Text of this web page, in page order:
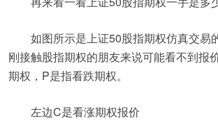
如图所示是上证50股指期权仿真交易
刚接触股指期权的朋友来说可能看不到报
期权，P是指看跌期权。
左边C是看涨期权报价